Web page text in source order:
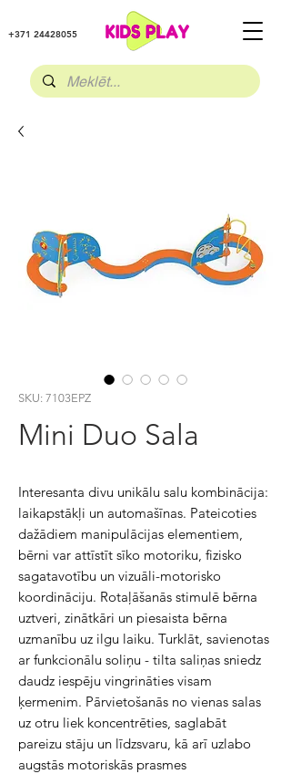
+371 24428055
SKU: 7103EPZ
Mini Duo Sala
Interesanta divu unikālu salu kombinācija:
laikapstākļi un automašīnas. Pateicoties
dažādiem manipulācijas elementiem,
bērni var attīstīt sīko motoriku, fizisko
sagatavotību un vizuāli-motorisko
koordināciju. Rotaļāšanās stimulē bērna
uztveri, zinātkāri un piesaista bērna
uzmanību uz ilgu laiku. Turklāt, savienotas
ar funkcionālu soliņu - tilta saliņas sniedz
daudz iespēju vingrināties visam
ķermenim. Pārvietošanās no vienas salas
uz otru liek koncentrēties, saglabāt
pareizu stāju un līdzsvaru, kā arī uzlabo
augstās motoriskās prasmes